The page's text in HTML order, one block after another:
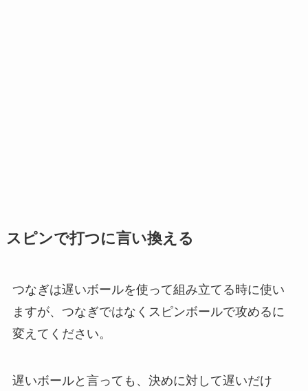
スピンで打つに言い換える
つなぎは遅いボールを使って組み立てる時に使い
ますが、つなぎではなくスピンボールで攻めるに
変えてください。
遅いボールと言っても、決めに対して遅いだけ